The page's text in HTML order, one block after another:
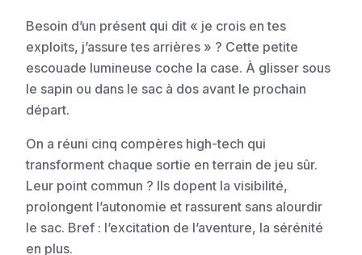
Besoin d’un présent qui dit « je crois en tes
exploits, j’assure tes arrières » ? Cette petite
escouade lumineuse coche la case. À glisser sous
le sapin ou dans le sac à dos avant le prochain
départ.
On a réuni cinq compères high-tech qui
transforment chaque sortie en terrain de jeu sûr.
Leur point commun ? Ils dopent la visibilité,
prolongent l’autonomie et rassurent sans alourdir
le sac. Bref : l’excitation de l’aventure, la sérénité
en plus.